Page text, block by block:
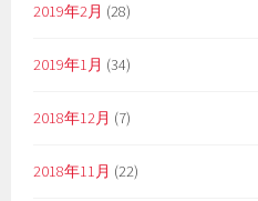
2019年2月 (28)
2019年1月 (34)
2018年12月 (7)
2018年11月 (22)